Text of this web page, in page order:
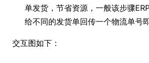
单发货，节省资源，一般该步骤
给不同的发货单回传一个物流单号即
交互图如下：